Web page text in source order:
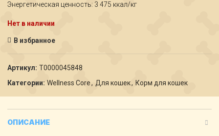
Энергетическая ценность: 3 475 ккал/кг
Нет в наличии
В избранное
Артикул: Т0000045848
Категории: Wellness Core, Для кошек, Корм для кошек
ОПИСАНИЕ